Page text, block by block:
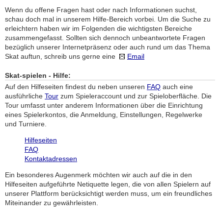
Wenn du offene Fragen hast oder nach Informationen suchst,
schau doch mal in unserem Hilfe-Bereich vorbei. Um die Suche zu
erleichtern haben wir im Folgenden die wichtigsten Bereiche
zusammengefasst. Sollten sich dennoch unbeantwortete Fragen
bezüglich unserer Internetpräsenz oder auch rund um das Thema
Skat auftun, schreib uns gerne eine
Email
Skat-spielen - Hilfe:
Auf den Hilfeseiten findest du neben unseren FAQ auch eine
ausführliche Tour zum Spieleraccount und zur Spieloberfläche. Die
Tour umfasst unter anderem Informationen über die Einrichtung
eines Spielerkontos, die Anmeldung, Einstellungen, Regelwerke
und Turniere.
Hilfeseiten
FAQ
Kontaktadressen
Ein besonderes Augenmerk möchten wir auch auf die in den
Hilfeseiten aufgeführte Netiquette legen, die von allen Spielern auf
unserer Plattform berücksichtigt werden muss, um ein freundliches
Miteinander zu gewährleisten.